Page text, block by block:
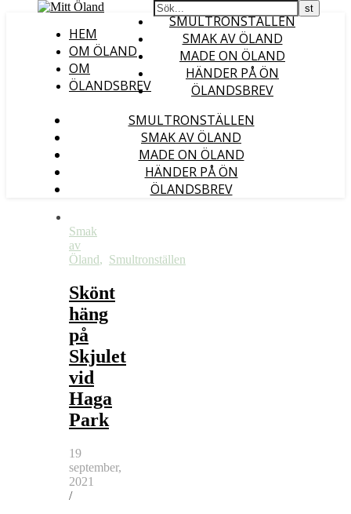
HEM
OM ÖLAND
OM
ÖLANDSBREV
SMULTRONSTÄLLEN
SMAK AV ÖLAND
MADE ON ÖLAND
HÄNDER PÅ ÖN
ÖLANDSBREV
SMULTRONSTÄLLEN
SMAK AV ÖLAND
MADE ON ÖLAND
HÄNDER PÅ ÖN
ÖLANDSBREV
Smak
av
Öland, Smultronställen
Skönt
häng
på
Skjulet
vid
Haga
Park
19
september,
2021
/